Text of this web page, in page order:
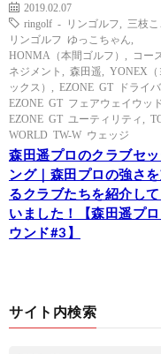
2019.02.07
ringolf - リンゴルフ
三枝こ
リンゴルフ ゆっこちゃん
HONMA（本間ゴルフ）
コー
ネジメント
森田遥
YONEX（
ックス）
EZONE GT ドライ
EZONE GT フェアウェイウッ
EZONE GT ユーティリティ
WORLD TW-W ウェッジ
森田遥プロのクラブセッ
ング｜森田プロの強さを
るクラブたちを紹介し
いました！【森田遥プ
ウンド#3】
サイト内検索